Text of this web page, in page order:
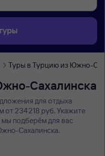
Туры в Турцию из Южно-
Сахалинска
для отдыха
от 234 ⁠218 руб. Укажите
подберём для вас
Сахалинска.